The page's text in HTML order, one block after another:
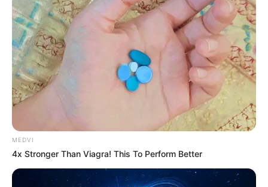
ไม่เหมาะไม่ควร
ช่วงวันที่ 21 – 31
การงานมีเรื่องขัดแย้งขัดใจกันบ้าง
ต้องใจเย็น อาจต้องลงมือลงแรงด้วยตัวเองมากขึ้น แต่ผล
ตอบแทนที่ได้ก็คุ้มค่าเหนื่อย ช่วงนี้เหมาะกับการเริ่มต้นงาน
เสริม ให้ทำในสิ่งที่รักที่ชอบแล้วพรสวรรค์จะเกิด ทำให้รุ่ง
การเงินแม้จะไม่โดดเด่น มีเงินเป็นกอบเป็นกำ แต่ก็มี
หมุนเวียนเข้ามาเรื่อยๆ ช่วงนี้มีลาภจากการเดินทาง มีช่อง
ทางหาเงินเพิ่ม ความรักแง่งอนกันบ่อย ต้องระวังคำพูด
ลองชวนไปเที่ยวพักผ่อนดูจะช่วยให้ความสัมพันธ์แนบแน่น
ขึ้น ส่วนคนโสดสนิทกำลังเสน่ห์แรง ไปไหนมาไหนมีแต่คน
MEDVI
4x Stronger Than Viagra! This To Perform Better